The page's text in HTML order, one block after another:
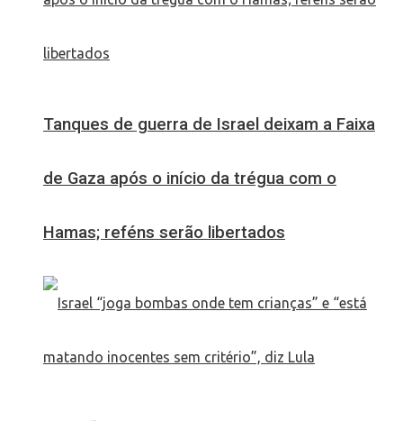
Tanques de guerra de Israel deixam a Faixa
de Gaza após o início da trégua com o
Hamas; reféns serão libertados